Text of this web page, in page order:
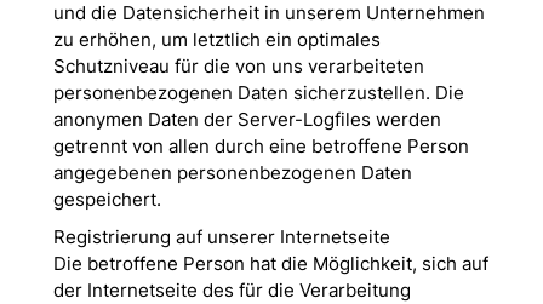
und die Datensicherheit in unserem Unternehmen
zu erhöhen, um letztlich ein optimales
Schutzniveau für die von uns verarbeiteten
personenbezogenen Daten sicherzustellen. Die
anonymen Daten der Server-Logfiles werden
getrennt von allen durch eine betroffene Person
angegebenen personenbezogenen Daten
gespeichert.
Registrierung auf unserer Internetseite
Die betroffene Person hat die Möglichkeit, sich auf
der Internetseite des für die Verarbeitung